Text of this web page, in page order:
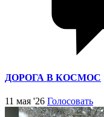
ДОРОГА В КОСМОС
11 мая '26 Голосовать